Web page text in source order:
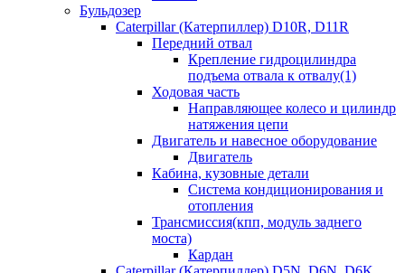
Бульдозер
Caterpillar (Катерпиллер) D10R, D11R
Передний отвал
Крепление гидроцилиндра
подъема отвала к отвалу(1)
Ходовая часть
Направляющее колесо и цилиндр
натяжения цепи
Двигатель и навесное оборудование
Двигатель
Кабина, кузовные детали
Система кондиционирования и
отопления
Трансмиссия(кпп, модуль заднего
моста)
Кардан